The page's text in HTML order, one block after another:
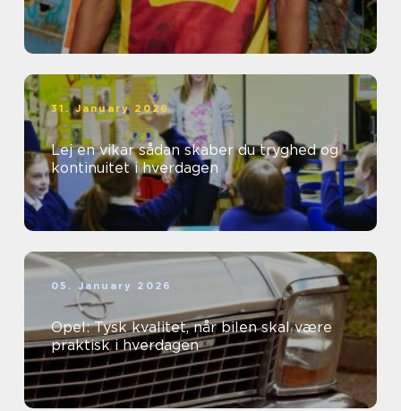
31. January 2026
Lej en vikar sådan skaber du tryghed og
kontinuitet i hverdagen
05. January 2026
Opel: Tysk kvalitet, når bilen skal være
praktisk i hverdagen